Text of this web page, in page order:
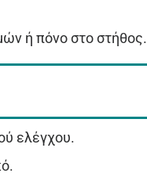
ή πόνο στο στήθος.
ελέγχου.